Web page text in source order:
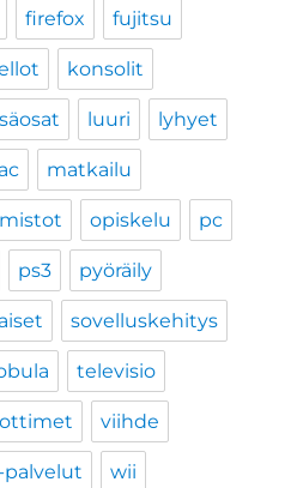
firefox fujitsu
konsolit
luuri lyhyet
matkailu
opiskelu pc
ps3 pyöräily
sovelluskehitys
televisio
viihde
palvelut wii